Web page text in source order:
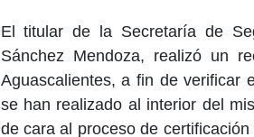
El titular de la Secretaría de
Sánchez Mendoza, realizó un
Aguascalientes, a fin de verificar
se han realizado al interior del
de cara al proceso de